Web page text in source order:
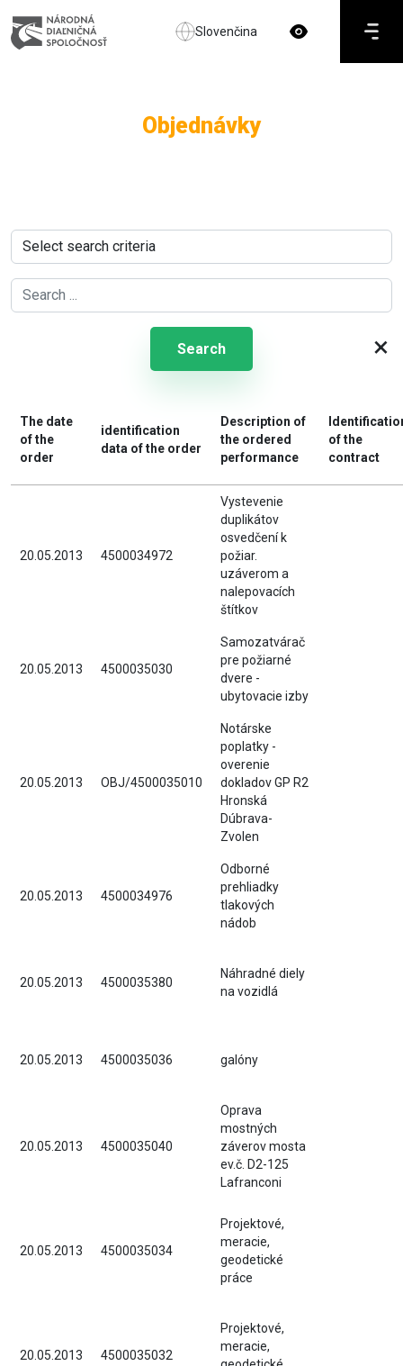
Slovenčina
Objednávky
Search ×
The date
of the
order
identification
data of the order
Description of
the ordered
performance
of the
contract
20.05.2013 4500034972
Vystevenie
duplikátov
osvedčení k
požiar.
uzáverom a
nalepovacích
štítkov
20.05.2013 4500035030
Samozatvárač
pre požiarné
dvere -
ubytovacie izby
20.05.2013 OBJ/4500035010
Notárske
poplatky -
overenie
dokladov GP R2
Hronská
Dúbrava-
Zvolen
20.05.2013 4500034976
Odborné
prehliadky
tlakových
nádob
20.05.2013 4500035380
Náhradné diely
na vozidlá
20.05.2013 4500035036 galóny
20.05.2013 4500035040
Oprava
mostných
záverov mosta
ev.č. D2-125
Lafranconi
20.05.2013 4500035034
Projektové,
meracie,
geodetické
práce
20.05.2013 4500035032
Projektové,
meracie,